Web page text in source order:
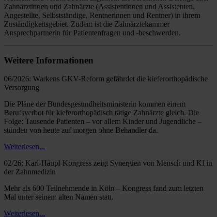
Zahnärztinnen und Zahnärzte (Assistentinnen und Assistenten,
Angestellte, Selbstständige, Rentnerinnen und Rentner) in ihrem
Zuständigkeitsgebiet. Zudem ist die Zahnärztekammer
Ansprechpartnerin für Patientenfragen und -beschwerden.
Weitere Informationen
06/2026: Warkens GKV-Reform gefährdet die kieferorthopädische
Versorgung
Die Pläne der Bundesgesundheitsministerin kommen einem
Berufsverbot für kieferorthopädisch tätige Zahnärzte gleich. Die
Folge: Tausende Patienten – vor allem Kinder und Jugendliche –
stünden von heute auf morgen ohne Behandler da.
Weiterlesen...
02/26: Karl-Häupl-Kongress zeigt Synergien von Mensch und KI in
der Zahnmedizin
Mehr als 600 Teilnehmende in Köln – Kongress fand zum letzten
Mal unter seinem alten Namen statt.
Weiterlesen...